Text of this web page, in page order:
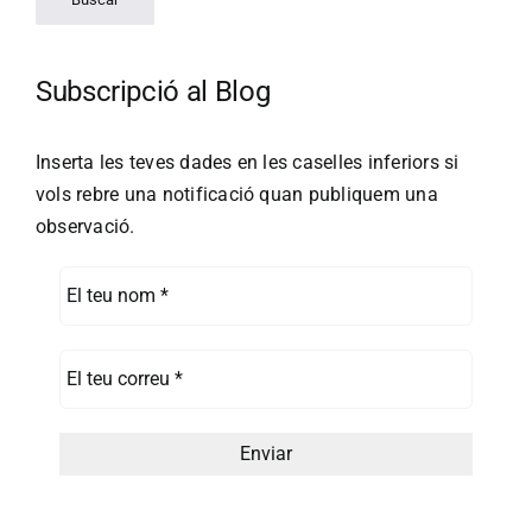
Subscripció al Blog
Inserta les teves dades en les caselles inferiors si
vols rebre una notificació quan publiquem una
observació.